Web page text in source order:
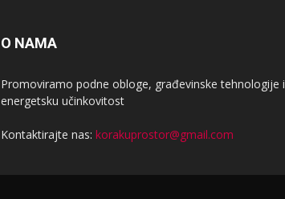
O NAMA
Promoviramo podne obloge, građevinske tehnologije i
energetsku učinkovitost
Kontaktirajte nas: korakuprostor@gmail.com